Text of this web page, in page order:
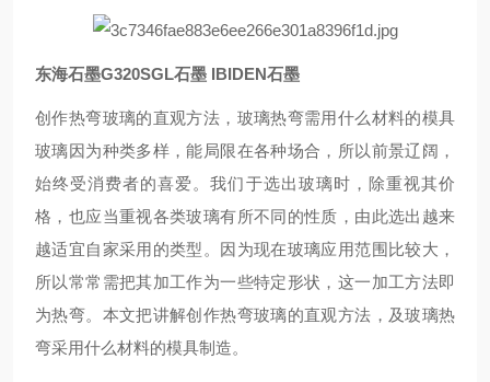
东海石墨G320SGL石墨 IBIDEN石墨
创作热弯玻璃的直观方法，玻璃热弯需用什么材料的模具
玻璃因为种类多样，能局限在各种场合，所以前景辽阔，
始终受消费者的喜爱。我们于选出玻璃时，除重视其价
格，也应当重视各类玻璃有所不同的性质，由此选出越来
越适宜自家采用的类型。因为现在玻璃应用范围比较大，
所以常常需把其加工作为一些特定形状，这一加工方法即
为热弯。本文把讲解创作热弯玻璃的直观方法，及玻璃热
弯采用什么材料的模具制造。